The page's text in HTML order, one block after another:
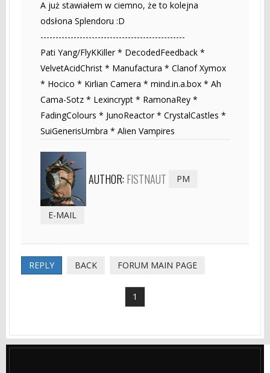
A już stawiałem w ciemno, że to kolejna
odsłona Splendoru :D
------------------------------------------------
Pati Yang/FlyKKiller * DecodedFeedback *
VelvetAcidChrist * Manufactura * Clanof Xymox
* Hocico * Kirlian Camera * mind.in.a.box * Ah
Cama-Sotz * Lexincrypt * RamonaRey *
FadingColours * JunoReactor * CrystalCastles *
SuiGenerisUmbra * Alien Vampires
AUTHOR: FISTNAUT PM
E-MAIL
REPLY BACK FORUM MAIN PAGE
1